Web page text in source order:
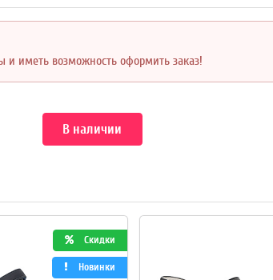
и иметь возможность оформить заказ!
В наличии
Скидки
Новинки